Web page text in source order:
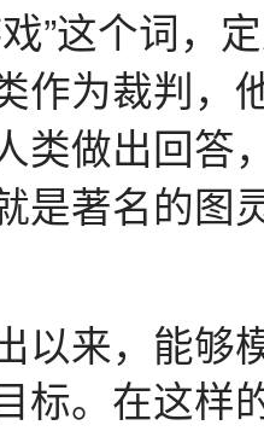
”这个词，
作为裁判，
类做出回答
是著名的图
以来，能够
标。 在这样